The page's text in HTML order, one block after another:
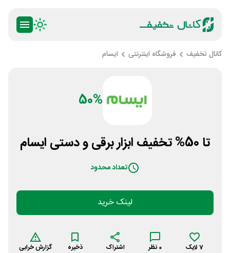
کانال تخفیف فروشگاه اینترنتی ایسام
50%
تا 50% تخفیف ابزار برقی و دستی ایسام
تعداد محدود
لینک خرید
7لایک 0 نظر اشتراک ذخیره گزارش خرابی